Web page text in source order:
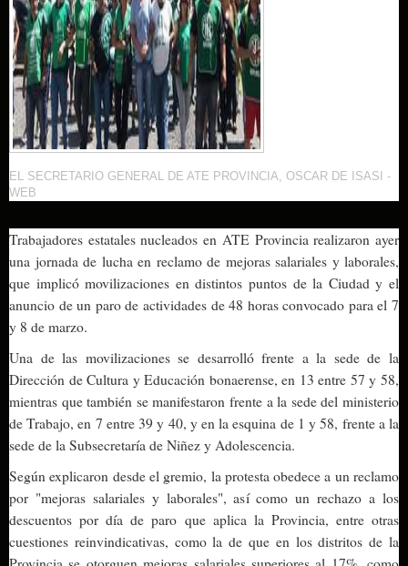
EL SECRETARIO GENERAL DE ATE PROVINCIA, OSCAR DE ISASI -
WEB
Trabajadores estatales nucleados en ATE Provincia realizaron ayer
una jornada de lucha en reclamo de mejoras salariales y laborales,
que implicó movilizaciones en distintos puntos de la Ciudad y el
anuncio de un paro de actividades de 48 horas convocado para el 7
y 8 de marzo.
Una de las movilizaciones se desarrolló frente a la sede de la
Dirección de Cultura y Educación bonaerense, en 13 entre 57 y 58,
mientras que también se manifestaron frente a la sede del ministerio
de Trabajo, en 7 entre 39 y 40, y en la esquina de 1 y 58, frente a la
sede de la Subsecretaría de Niñez y Adolescencia.
Según explicaron desde el gremio, la protesta obedece a un reclamo
por "mejoras salariales y laborales", así como un rechazo a los
descuentos por día de paro que aplica la Provincia, entre otras
cuestiones reinvindicativas, como la de que en los distritos de la